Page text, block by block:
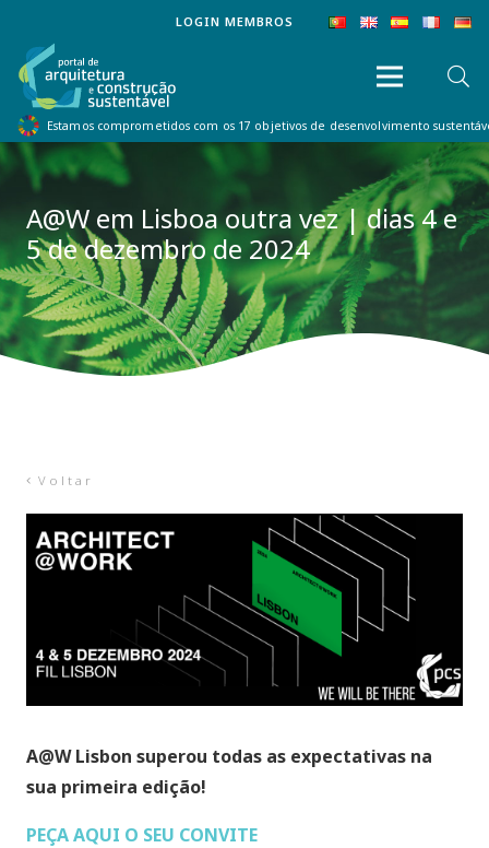
LOGIN MEMBROS
Estamos comprometidos com os 17 objetivos de desenvolvimento
A@W em Lisboa outra vez | dias 4 e
5 de dezembro de 2024
Voltar
A@W Lisbon superou todas as expectativas na
sua primeira edição!
PEÇA AQUI O SEU CONVITE